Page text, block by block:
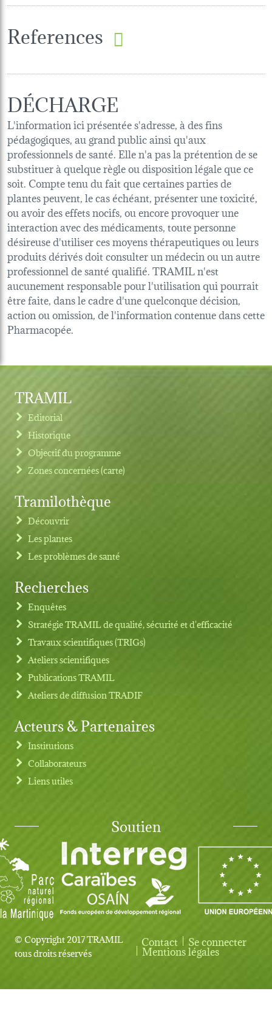
References
DÉCHARGE
L'information ici présentée s'adresse, à des fins
pédagogiques, au grand public ainsi qu'aux
professionnels de santé. Elle n'a pas la prétention de se
substituer à quelque règle ou disposition légale que ce
soit. Compte tenu du fait que certaines parties de
plantes peuvent, le cas échéant, présenter une toxicité,
ou avoir des effets nocifs, ou encore provoquer une
interaction avec des médicaments, toute personne
désireuse d'utiliser ces moyens thérapeutiques ou leurs
produits dérivés doit consulter un médecin ou un autre
professionnel de santé qualifié. TRAMIL n'est
aucunement responsable pour l'utilisation qui pourrait
être faite, dans le cadre d'une quelconque décision,
action ou omission, de l'information contenue dans cette
Pharmacopée.
Footer menu
TRAMIL
Editorial
Historique
Objectif du programme
Zones concernées (carte)
Tramilothèque
Découvrir
Les plantes
Les problèmes de santé
Recherches
Enquêtes
Stratégie TRAMIL de qualité, sécurité et d'efficacité
Travaux scientifiques (TRIGs)
Ateliers scientifiques
Publications TRAMIL
Ateliers de diffusion TRADIF
Acteurs & Partenaires
Institutions
Collaborateurs
Liens utiles
Soutien
© Copyright 2017 TRAMIL
tous droits réservés
User account menu
Contact Se connecter
Mentions légales